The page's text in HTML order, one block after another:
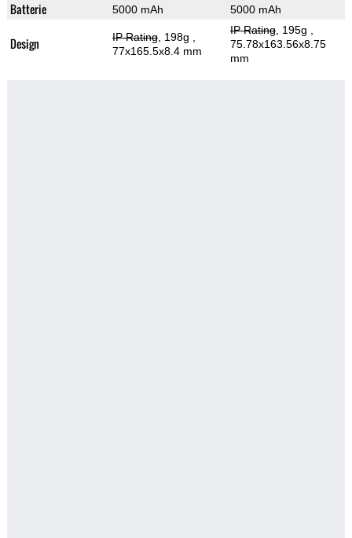
Batterie 5000 mAh 5000 mAh
Design IP Rating, 198g
77x165.5x8.4 mm
IP Rating, 195g
75.78x163.56x8.75
mm